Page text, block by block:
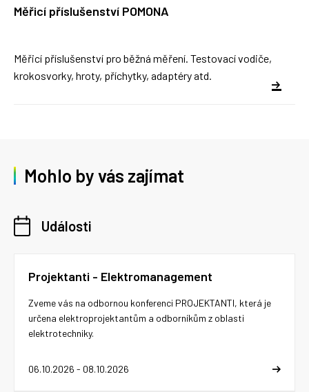
Měřicí příslušenství POMONA
Měřicí příslušenství pro běžná měření. Testovací vodiče,
krokosvorky, hroty, příchytky, adaptéry atd.
Mohlo by vás zajímat
Události
Projektanti - Elektromanagement
06.10.2026 - 08.10.2026
Zveme vás na odbornou konferenci PROJEKTANTI, která je
určena elektroprojektantům a odborníkům z oblasti
elektrotechniky.